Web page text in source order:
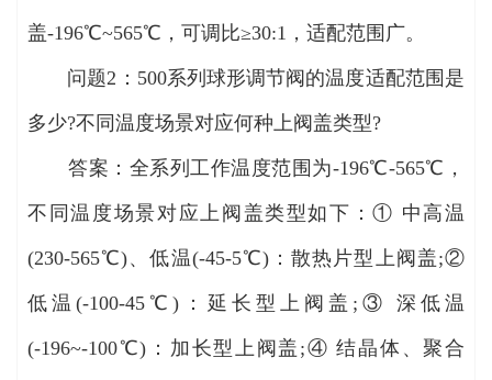
盖-196℃~565℃，可调比≥30:1，适配范围广。
问题2：500系列球形调节阀的温度适配范围是
多少?不同温度场景对应何种上阀盖类型?
答案：全系列工作温度范围为-196℃-565℃，
不同温度场景对应上阀盖类型如下：① 中高温
(230-565℃)、低温(-45-5℃)：散热片型上阀盖;②
低温(-100-45℃)：延长型上阀盖;③ 深低温
(-196~-100℃)：加长型上阀盖;④ 结晶体、聚合